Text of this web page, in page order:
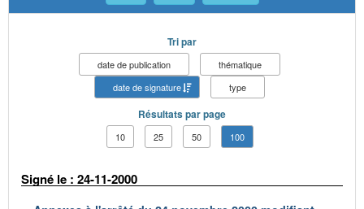
Tri par
date de publication
thématique
date de signature
type
Résultats par page
10 25 50 100
Signé le : 24-11-2000